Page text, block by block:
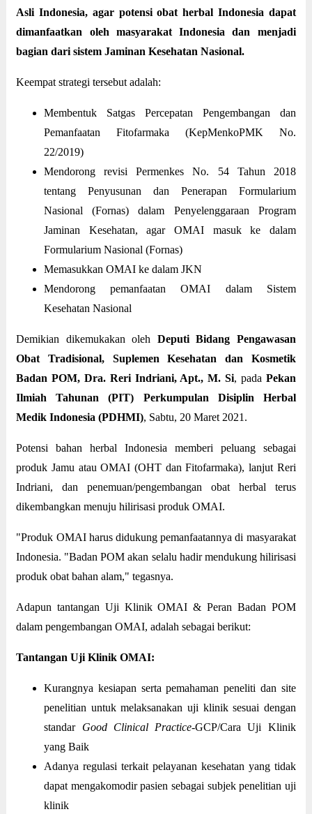
Asli Indonesia, agar potensi obat herbal Indonesia dapat
dimanfaatkan oleh masyarakat Indonesia dan menjadi
bagian dari sistem Jaminan Kesehatan Nasional.
Keempat strategi tersebut adalah:
Membentuk Satgas Percepatan Pengembangan dan
Pemanfaatan Fitofarmaka (KepMenkoPMK No.
22/2019)
Mendorong revisi Permenkes No. 54 Tahun 2018
tentang Penyusunan dan Penerapan Formularium
Nasional (Fornas) dalam Penyelenggaraan Program
Jaminan Kesehatan, agar OMAI masuk ke dalam
Formularium Nasional (Fornas)
Memasukkan OMAI ke dalam JKN
Mendorong pemanfaatan OMAI dalam Sistem
Kesehatan Nasional
Demikian dikemukakan oleh Deputi Bidang Pengawasan
Obat Tradisional, Suplemen Kesehatan dan Kosmetik
Badan POM, Dra. Reri Indriani, Apt., M. Si, pada Pekan
Ilmiah Tahunan (PIT) Perkumpulan Disiplin Herbal
Medik Indonesia (PDHMI), Sabtu, 20 Maret 2021.
Potensi bahan herbal Indonesia memberi peluang sebagai
produk Jamu atau OMAI (OHT dan Fitofarmaka), lanjut Reri
Indriani, dan penemuan/pengembangan obat herbal terus
dikembangkan menuju hilirisasi produk OMAI.
"Produk OMAI harus didukung pemanfaatannya di masyarakat
Indonesia. "Badan POM akan selalu hadir mendukung hilirisasi
produk obat bahan alam," tegasnya.
Adapun tantangan Uji Klinik OMAI & Peran Badan POM
dalam pengembangan OMAI, adalah sebagai berikut:
Tantangan Uji Klinik OMAI:
Kurangnya kesiapan serta pemahaman peneliti dan site
penelitian untuk melaksanakan uji klinik sesuai dengan
standar Good Clinical Practice-GCP/Cara Uji Klinik
yang Baik
Adanya regulasi terkait pelayanan kesehatan yang tidak
dapat mengakomodir pasien sebagai subjek penelitian uji
klinik